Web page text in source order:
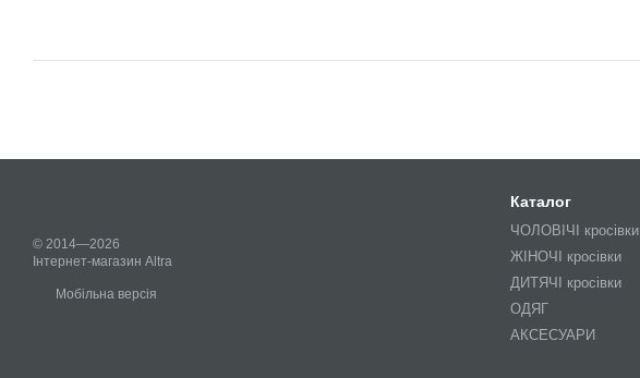
© 2014—2026
Інтернет-магазин Altra
Мобільна версія
Каталог
ЧОЛОВІЧІ кросівки
ЖІНОЧІ кросівки
ДИТЯЧІ кросівки
ОДЯГ
АКСЕСУАРИ